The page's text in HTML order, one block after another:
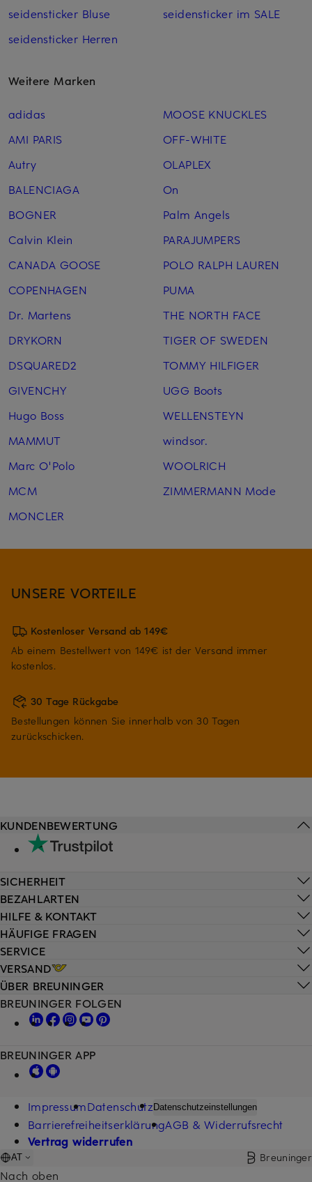
seidensticker Bluse
seidensticker Herren
seidensticker im SALE
Weitere Marken
adidas
AMI PARIS
Autry
BALENCIAGA
BOGNER
Calvin Klein
CANADA GOOSE
COPENHAGEN
Dr. Martens
DRYKORN
DSQUARED2
GIVENCHY
Hugo Boss
MAMMUT
Marc O'Polo
MCM
MONCLER
MOOSE KNUCKLES
OFF-WHITE
OLAPLEX
On
Palm Angels
PARAJUMPERS
POLO RALPH LAUREN
PUMA
THE NORTH FACE
TIGER OF SWEDEN
TOMMY HILFIGER
UGG Boots
WELLENSTEYN
windsor.
WOOLRICH
ZIMMERMANN Mode
UNSERE VORTEILE
Kostenloser Versand ab 149€
Ab einem Bestellwert von 149€ ist der Versand immer
kostenlos.
30 Tage Rückgabe
Bestellungen können Sie innerhalb von 30 Tagen
zurückschicken.
HILFE & KONTAKT
HÄUFIGE FRAGEN
SERVICE
VERSAND
KUNDENBEWERTUNG
SICHERHEIT
BEZAHLARTEN
ÜBER BREUNINGER
BREUNINGER FOLGEN
BREUNINGER APP
ImpressumDatenschutz Datenschutzeinstellungen
BarrierefreiheitserklärungAGB & Widerrufsrecht
Vertrag widerrufen
AT Breuninger
Nach oben